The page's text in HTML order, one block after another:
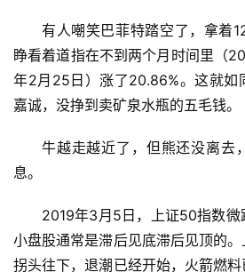
有人嘲笑巴菲特踏空了，拿着
睁看着道指在不到两个月时间里（
年2月25日）涨了20.86%。这就如
嘉诚，没挣到卖矿泉水瓶的五毛钱。
牛越走越近了，但熊还没离去
息。
2019年3月5日，上证50指数微
小盘股通常是滞后见底滞后见顶的
拐头往下，退潮已经开始，火箭燃